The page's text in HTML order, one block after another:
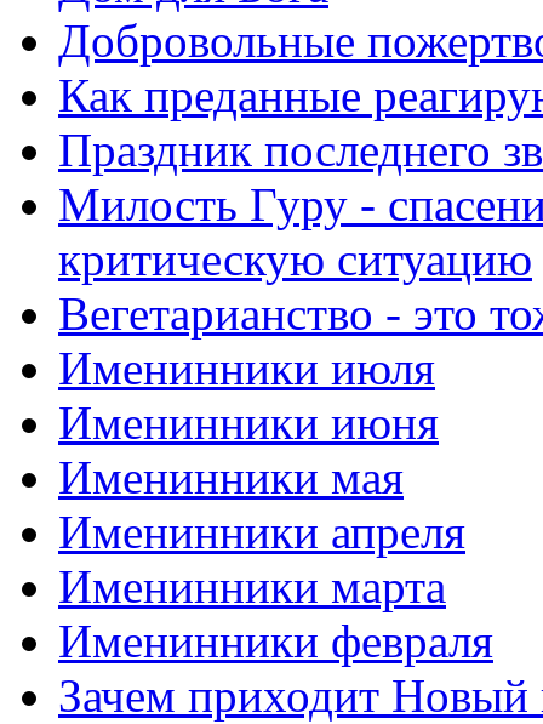
Добровольные
Как преданные
Праздник последнего
Милость Гуру -
критическую ситуацию
Вегетарианство - это
Именинники июля
Именинники июня
Именинники мая
Именинники апреля
Именинники марта
Именинники февраля
Зачем приходит Новый